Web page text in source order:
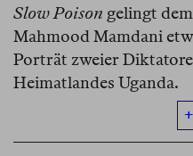
Slow Poison gelingt
Mahmood Mamdani
Porträt zweier
Heimatlandes Uganda.